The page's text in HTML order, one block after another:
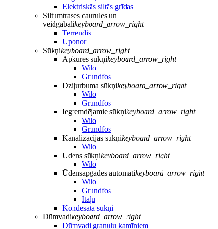
Elektriskās siltās grīdas
Siltumtrases caurules un
veidgabalikeyboard_arrow_right
Terrendis
Uponor
Sūkņikeyboard_arrow_right
Apkures sūkņikeyboard_arrow_right
Wilo
Grundfos
Dziļurbuma sūkņikeyboard_arrow_right
Wilo
Grundfos
Iegremdējamie sūkņikeyboard_arrow_right
Wilo
Grundfos
Kanalizācijas sūkņikeyboard_arrow_right
Wilo
Ūdens sūkņikeyboard_arrow_right
Wilo
Ūdensapgādes automātikeyboard_arrow_right
Wilo
Grundfos
Itāļu
Kondesāta sūkņi
Dūmvadikeyboard_arrow_right
Dūmvadi granulu kamīniem